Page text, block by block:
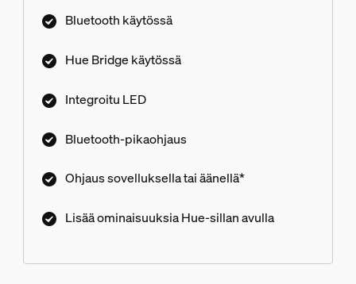
Bluetooth käytössä
Hue Bridge käytössä
Integroitu LED
Bluetooth-pikaohjaus
Ohjaus sovelluksella tai äänellä*
Lisää ominaisuuksia Hue-sillan avulla